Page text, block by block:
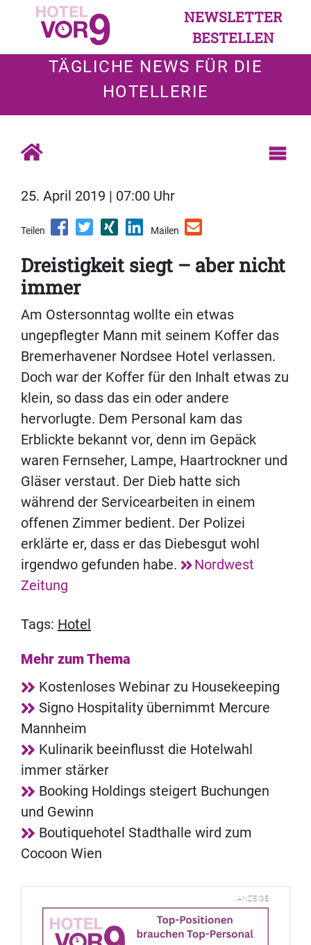
NEWSLETTER
BESTELLEN
TÄGLICHE NEWS FÜR DIE
HOTELLERIE
25. April 2019 | 07:00 Uhr
Teilen Mailen
Dreistigkeit siegt – aber nicht
immer
Am Ostersonntag wollte ein etwas
ungepflegter Mann mit seinem Koffer das
Bremerhavener Nordsee Hotel verlassen.
Doch war der Koffer für den Inhalt etwas zu
klein, so dass das ein oder andere
hervorlugte. Dem Personal kam das
Erblickte bekannt vor, denn im Gepäck
waren Fernseher, Lampe, Haartrockner und
Gläser verstaut. Der Dieb hatte sich
während der Servicearbeiten in einem
offenen Zimmer bedient. Der Polizei
erklärte er, dass er das Diebesgut wohl
irgendwo gefunden habe.
Nordwest
Zeitung
Tags: Hotel
Mehr zum Thema
Kostenloses Webinar zu Housekeeping
Signo Hospitality übernimmt Mercure
Mannheim
Kulinarik beeinflusst die Hotelwahl
immer stärker
Booking Holdings steigert Buchungen
und Gewinn
Boutiquehotel Stadthalle wird zum
Cocoon Wien
ANZEIGE